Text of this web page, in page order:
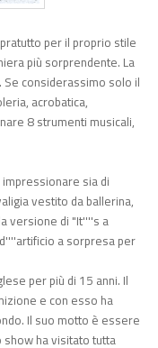
per il proprio stile
più sorprendente. La
Se considerassimo solo il
acrobatica,
8 strumenti musicali,
impressionare sia di
vestito da ballerina,
versione di "It''''s a
a sorpresa per
per più di 15 anni. Il
e con esso ha
Il suo motto è essere
ha visitato tutta